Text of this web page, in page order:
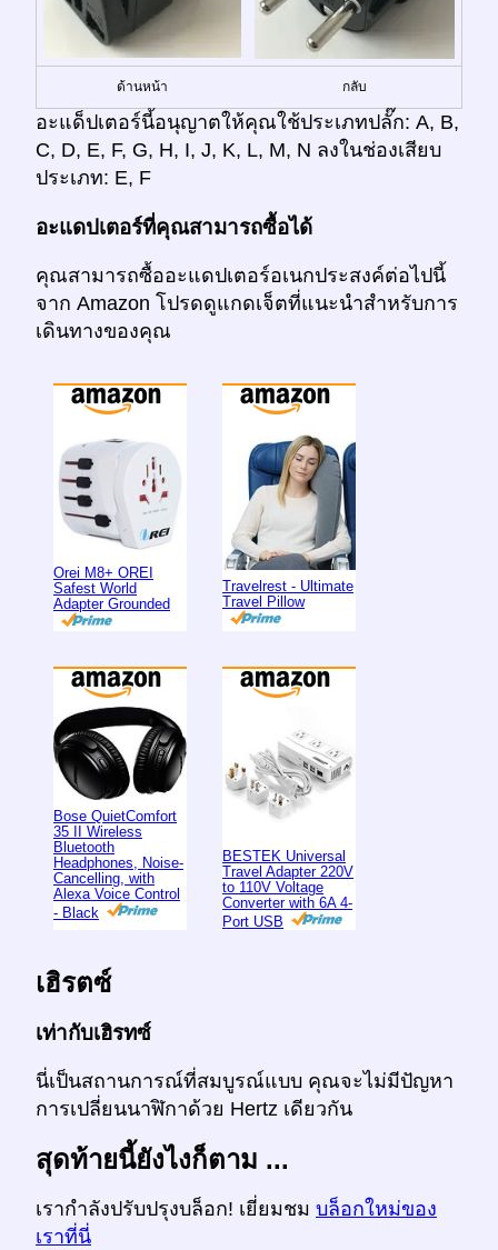
ด้านหน้า กลับ
อะแด็ปเตอร์นี้อนุญาตให้คุณใช้ประเภทปลั๊ก: A, B,
C, D, E, F, G, H, I, J, K, L, M, N ลงในช่องเสียบ
ประเภท: E, F
อะแดปเตอร์ที่คุณสามารถซื้อได้
คุณสามารถซื้ออะแดปเตอร์อเนกประสงค์ต่อไปนี้
จาก Amazon โปรดดูแกดเจ็ตที่แนะนำสำหรับการ
เดินทางของคุณ
Orei M8+ OREI
Safest World
Adapter Grounded
Travelrest - Ultimate
Travel Pillow
Bose QuietComfort
35 II Wireless
Bluetooth
Headphones, Noise-
Cancelling, with
Alexa Voice Control
- Black
BESTEK Universal
Travel Adapter 220V
to 110V Voltage
Converter with 6A 4-
Port USB
เฮิรตซ์
เท่ากับเฮิรทซ์
นี่เป็นสถานการณ์ที่สมบูรณ์แบบ คุณจะไม่มีปัญหา
การเปลี่ยนนาฬิกาด้วย Hertz เดียวกัน
สุดท้ายนี้ยังไงก็ตาม ...
เรากำลังปรับปรุงบล็อก! เยี่ยมชม บล็อกใหม่ของ
เราที่นี่